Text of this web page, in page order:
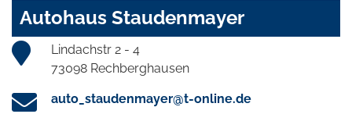
Autohaus Staudenmayer
Lindachstr 2 - 4
73098 Rechberghausen
auto_staudenmayer@t-online.de